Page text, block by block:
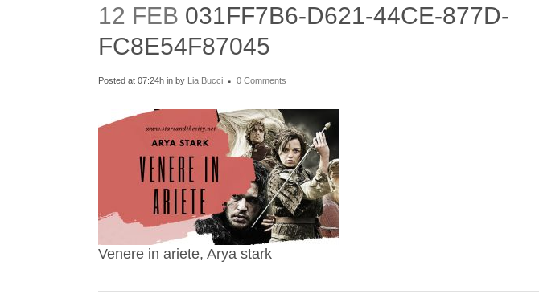
12 FEB 031FF7B6-D621-44CE-877D-
FC8E54F87045
Posted at 07:24h in by Lia Bucci 0 Comments
Venere in ariete, Arya stark